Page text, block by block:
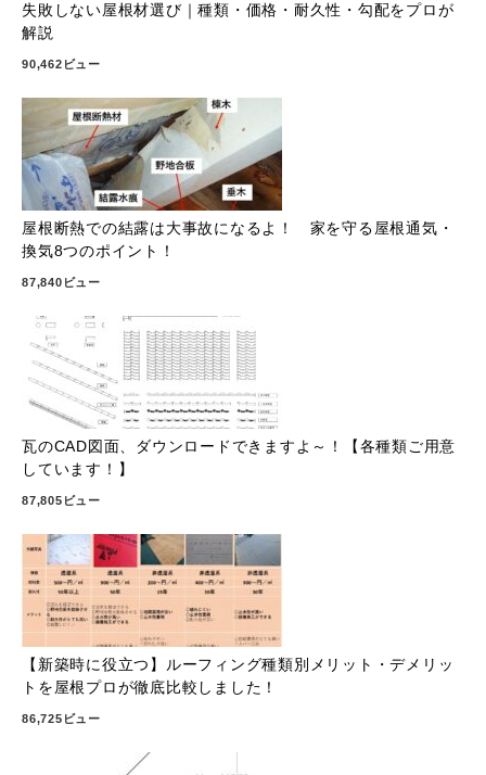
失敗しない屋根材選び｜種類・価格・耐久性・勾配をプロが
解説
90,462ビュー
屋根断熱での結露は大事故になるよ！ 家を守る屋根通気・
換気8つのポイント！
87,840ビュー
瓦のCAD図面、ダウンロードできますよ～！【各種類ご用意
しています！】
87,805ビュー
【新築時に役立つ】ルーフィング種類別メリット・デメリッ
トを屋根プロが徹底比較しました！
86,725ビュー